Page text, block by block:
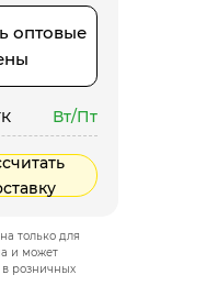
оптовые
Вт/Пт
только для
и может
в розничных